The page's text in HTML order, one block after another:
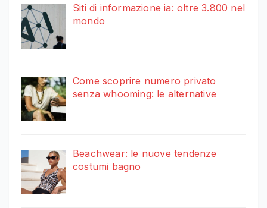
Siti di informazione ia: oltre 3.800 nel
mondo
Come scoprire numero privato
senza whooming: le alternative
Beachwear: le nuove tendenze
costumi bagno